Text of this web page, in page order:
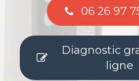
06 26 97
Diagnostic
ligne